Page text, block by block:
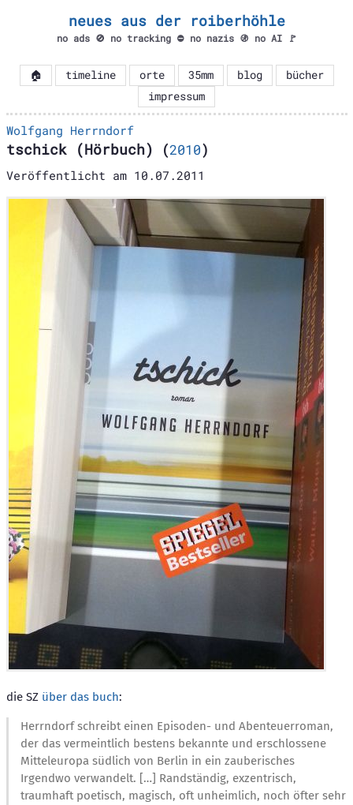
neues aus der roiberhöhle
no ads 🚫 no tracking ⛔ no nazis 🚯 no AI 🚩
🏠 timeline orte 35mm blog
bücher
impressum
Wolfgang Herrndorf
tschick (Hörbuch) (2010)
Veröffentlicht am 10.07.2011
die SZ über das buch:
Herrndorf schreibt einen Episoden- und Abenteuerroman,
der das vermeintlich bestens bekannte und erschlossene
Mitteleuropa südlich von Berlin in ein zauberisches
Irgendwo verwandelt. […] Randständig, exzentrisch,
traumhaft poetisch, magisch, oft unheimlich, noch öfter sehr